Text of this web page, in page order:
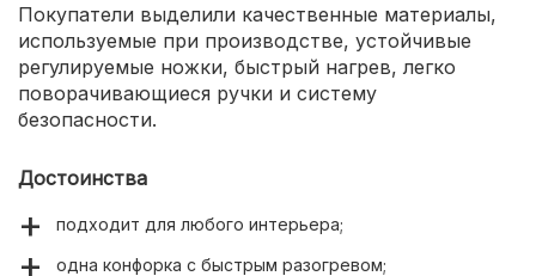
Покупатели выделили качественные материалы,
используемые при производстве, устойчивые
регулируемые ножки, быстрый нагрев, легко
поворачивающиеся ручки и систему
безопасности.
Достоинства
подходит для любого интерьера;
одна конфорка с быстрым разогревом;